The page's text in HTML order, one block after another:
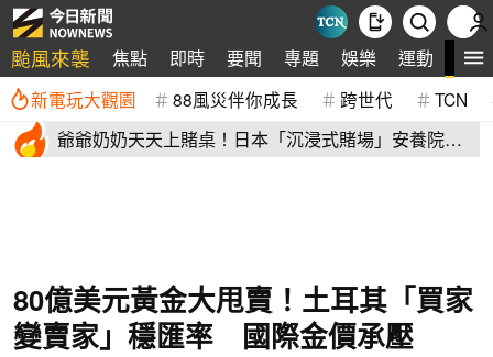
颱風來襲 焦點 即時 要聞 專題 娛樂 運動 全
新電玩大觀園 88風災伴你成長 跨世代 TCN
爺爺奶奶天天上賭桌！日本「沉浸式賭場」安養院
80億美元黃金大甩賣！土耳其「買家
變賣家」穩匯率 國際金價承壓